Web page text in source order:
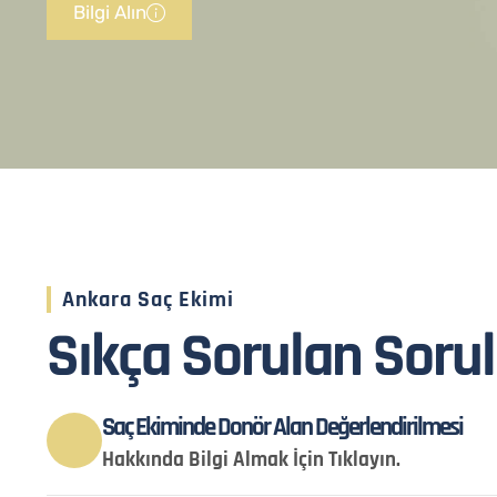
Bilgi Alın
Ankara Saç Ekimi
Sıkça Sorulan
Saç Ekiminde Donör Alan Değerlendirilmesi
Hakkında Bilgi Almak İçin Tıklayın.